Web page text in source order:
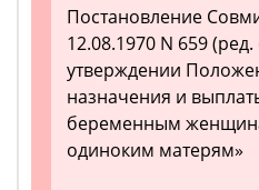
Постановление
12.08.1970 N 659
утверждении
назначения и
беременным
одиноким матерям»